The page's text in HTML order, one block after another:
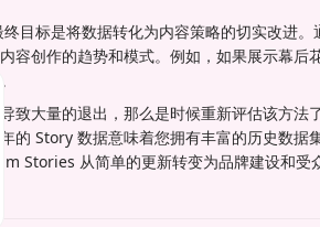
目标是将数据转化为内容策略的切实改进。
容创作的趋势和模式。例如，如果展示幕
致大量的退出，那么是时候重新评估该方
的 Story 数据意味着您拥有丰富的历史数据
Stories 从简单的更新转变为品牌建设和受